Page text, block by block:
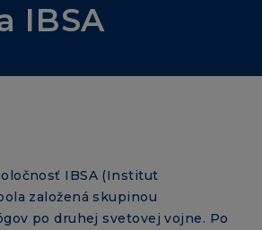
IBSA
IBSA (Institut
založená skupinou
po druhej svetovej vojne. Po